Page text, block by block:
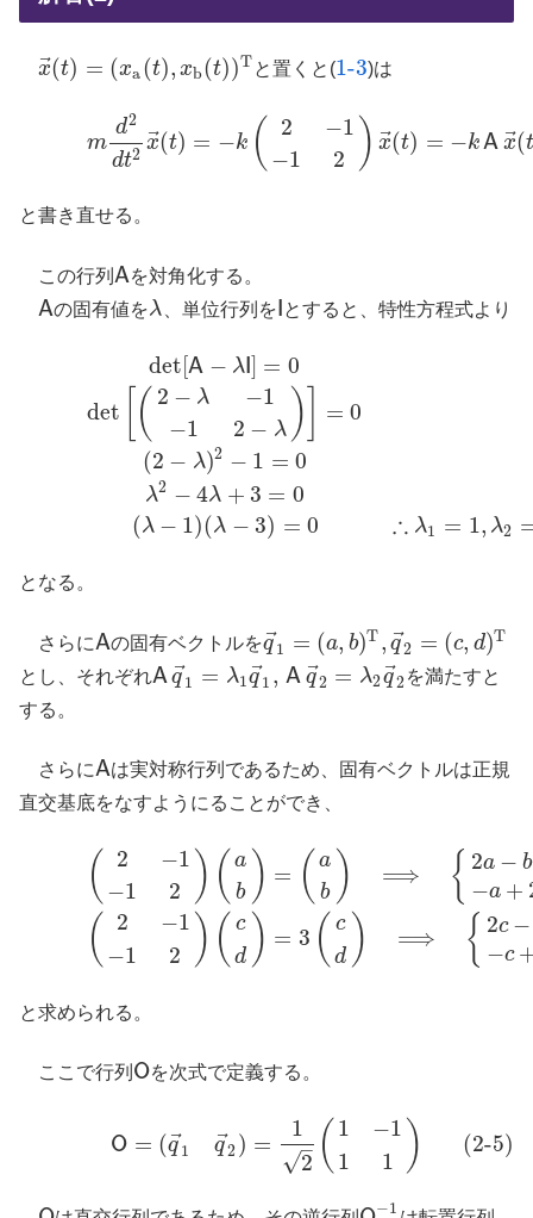
x⃗(t) = (xa(t), xb(t))T
x→(t =(x a(t), xb(t) )T と置くと(1-3
1-3 )は
m
d2
dt2
x⃗
(t) = −k (
2
−1
−1
2
) x⃗
(t) = −kA x⃗
(t
(2-1) (t) −k −1−1 2
と書き直せる。
この行列 A
A を対角化する。
A
Aの固有値をλ
λ 、単位行列を とすると、特性方程式より
det[A − λI ] = 0
det
( 2 − λ
−1
−1
2 − λ ) = 0
(2 − λ)2 − 1 = 0
λ2 − 4λ + 3 = 0
(λ − 1)(λ − 3) = 0 ∴ λ1 = 1, λ2
(2−λ −1 −12− ]=0 (2
となる。
さらにA
Aの固有ベクトルをq⃗1 = (a, b)T, q⃗
2 = (c, d)T
q→ 1= (a,b )T,q →2= (c, d)T
とし、それぞれAq⃗1 = λ1q⃗1 , A q⃗
2 = λ2q⃗
2
Aq→ 1=λ 1q→1 Aq →2 =λ 2q→2 を満たすと
する。
さらにA
Aは実対称行列であるため、固有ベクトルは正規
直交基底をなすようにることができ、
(
2
−1
−1
2
) ( a
b ) = ( a
b ) ⟹ { 2a − b
−a +
(
2
−1
−1
2
) ( c
d ) = 3 ( c
d ) ⟹ { 2c −
−c
1− 2 )=( b ⟹{2a a−a +2 12 (11 (2-
と求められる。
ここで行列 O
Oを次式で定義する。
O = (q⃗1 q⃗
2 ) =
1
2
–
√ ( 1
1
−1
1
) (2-5)
) 2( 1 11)
−1